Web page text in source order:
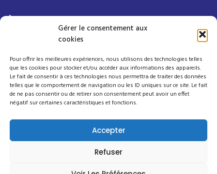
Gérer le consentement aux
cookies
Pour offrir les meilleures expériences, nous utilisons des technologies telles
que les cookies pour stocker et/ou accéder aux informations des appareils.
Le fait de consentir à ces technologies nous permettra de traiter des données
telles que le comportement de navigation ou les ID uniques sur ce site. Le fait
de ne pas consentir ou de retirer son consentement peut avoir un effet
négatif sur certaines caractéristiques et fonctions.
Accepter
Refuser
À PROPOS
Contactez-nous
Notre société
Mentions légales
Politique de Protection des Données
Termes clés pour la Politique de Protection des Données
Avis relatif aux cookies – U.E.